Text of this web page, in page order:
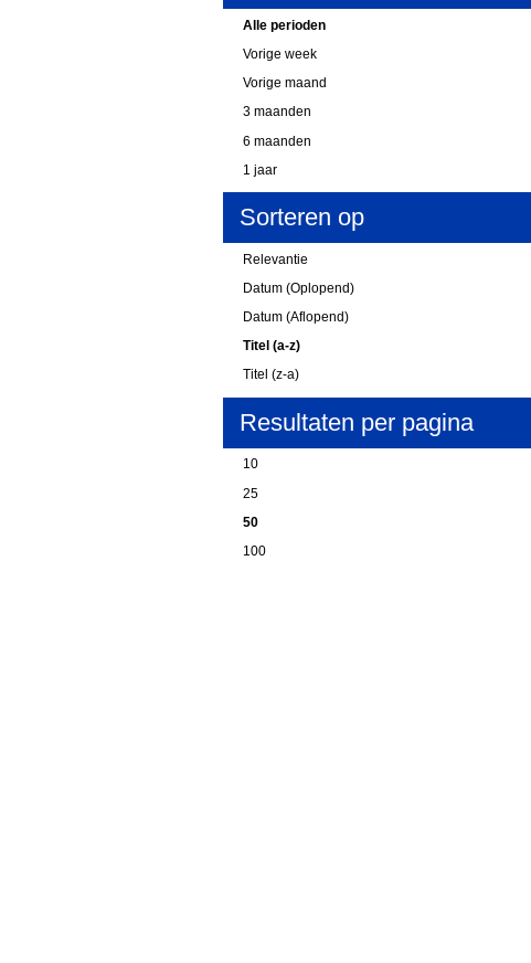
Alle perioden
Vorige week
Vorige maand
3 maanden
6 maanden
1 jaar
Sorteren op
Relevantie
Datum (Oplopend)
Datum (Aflopend)
Titel (a-z)
Titel (z-a)
Resultaten per pagina
10
25
50
100